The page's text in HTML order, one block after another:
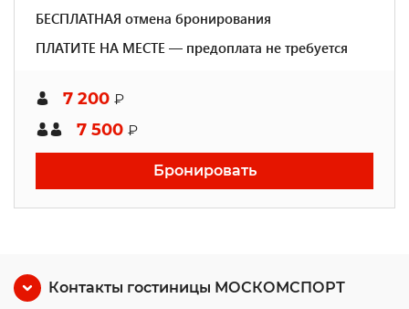
БЕСПЛАТНАЯ отмена бронирования
ПЛАТИТЕ НА МЕСТЕ — предоплата не требуется
7 200 ₽
7 500 ₽
Бронировать
Контакты гостиницы МОСКОМСПОРТ